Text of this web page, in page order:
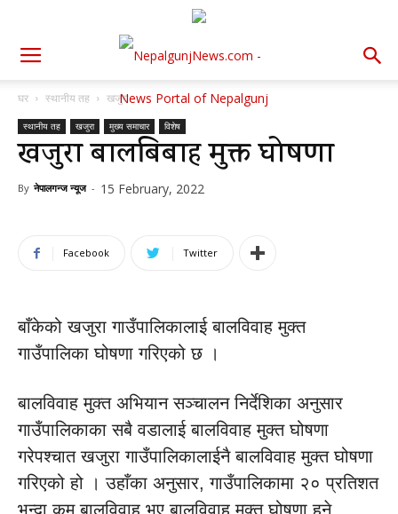
घर स्थानीय तह खजुरा
स्थानीय तह खजुरा मुख्य समाचार विशेष
खजुरा बालबिबाह मुक्त घोषणा
By नेपालगन्ज न्यूज - 15 February, 2022
Facebook Twitter
बाँकेको खजुरा गाउँपालिकालाई बालविवाह मुक्त
गाउँपालिका घोषणा गरिएको छ ।
बालविवाह मुक्त अभियान सञ्चालन निर्देशिका अनुसार
गाउँपालिकाका सबै वडालाई बालविवाह मुक्त घोषणा
गरेपश्चात खजुरा गाउँपालिकालाईनै बालविवाह मुक्त घोषणा
गरिएको हो । उहाँका अनुसार, गाउँपालिकामा २० प्रतिशत
भन्दा कम बालविवाह भए बालविवाह मुक्त घोषणा हुने